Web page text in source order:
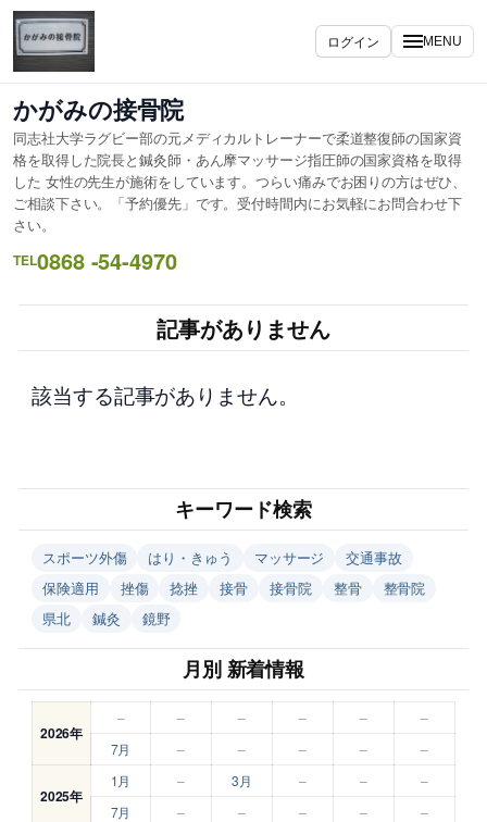
内
容
を
キ
ッ
プ
ログイン MENU
かがみの接骨院
同志社大学ラグビー部の元メディカルトレーナーで柔道整復師の国家資
格を取得した院長と鍼灸師・あん摩マッサージ指圧師の国家資格を取得
した 女性の先生が施術をしています。つらい痛みでお困りの方はぜひ、
ご相談下さい。「予約優先」です。受付時間内にお気軽にお問合わせ下
さい。
TEL0868 -54-4970
記事がありません
該当する記事がありません。
キーワード検索
スポーツ外傷 はり・きゅう マッサージ
交通事故
保険適用
挫傷 捻挫 接骨 接骨院 整骨
整骨院
県北
鍼灸 鏡野
月別 新着情報
2026年
– – – – –
–
7月
– – – – –
2025年
1月 – 3月 – –
–
7月
– – – – –